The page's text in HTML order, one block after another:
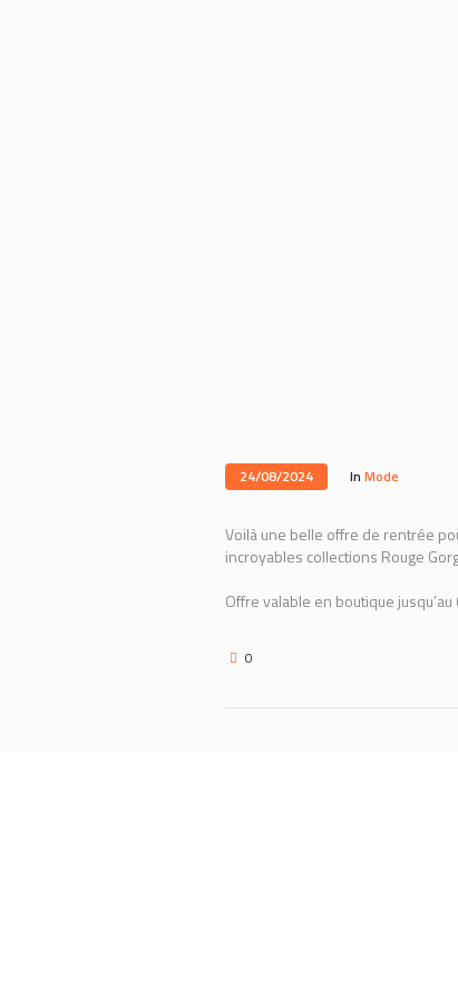
24/08/2024 In Mode
Voilà une belle offre de rentrée
incroyables collections Rouge
Offre valable en boutique
0